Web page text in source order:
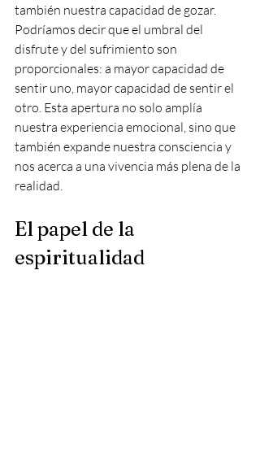
también nuestra capacidad de gozar.
Podríamos decir que el umbral del
disfrute y del sufrimiento son
proporcionales: a mayor capacidad de
sentir uno, mayor capacidad de sentir el
otro. Esta apertura no solo amplía
nuestra experiencia emocional, sino que
también expande nuestra consciencia y
nos acerca a una vivencia más plena de la
realidad.
El papel de la
espiritualidad